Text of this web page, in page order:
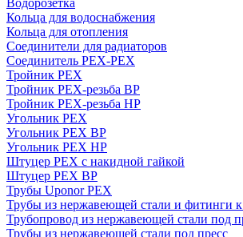
Кольца для водоснабжения
Кольца для отопления
Соединители для радиаторов
Соединитель PEX-PEX
Тройник PEX
Тройник PEX-резьба ВР
Тройник PEX-резьба НР
Угольник PEX
Угольник PEX ВР
Угольник PEX НР
Штуцер PEX c накидной гайкой
Штуцер PEX ВР
Трубы Uponor PEX
Трубы из нержавеющей стали и фитинги
Трубопровод из нержавеющей стали под
Трубы из нержавеющей стали под пресс